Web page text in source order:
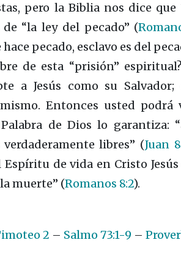
pero la Biblia nos dice que
“la ley del pecado” (
pecado, esclavo es del
de esta “prisión”
a Jesús como su
mismo. Entonces usted
de Dios lo garantiza:
libres” (Juan
Espíritu de vida en Cristo
muerte” (Romanos 8:2).
2 – Salmo 73:1-9 –